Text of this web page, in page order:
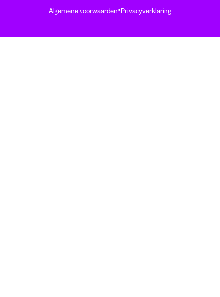
Algemene voorwaarden·Privacyverklaring